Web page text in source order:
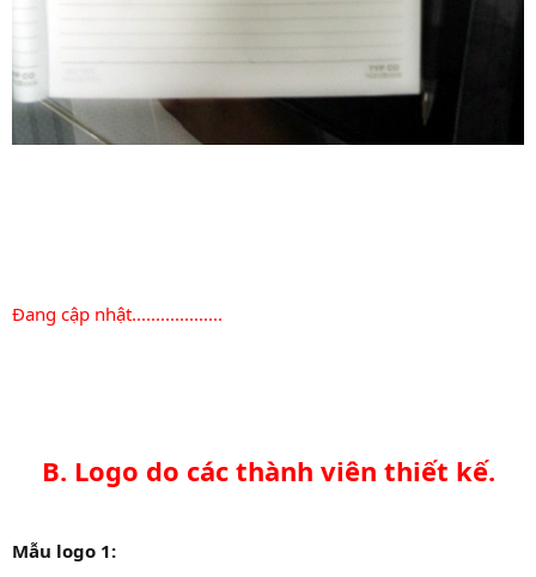
Đang cập nhật...................
B. Logo do các thành viên thiết kế.
Mẫu logo 1: